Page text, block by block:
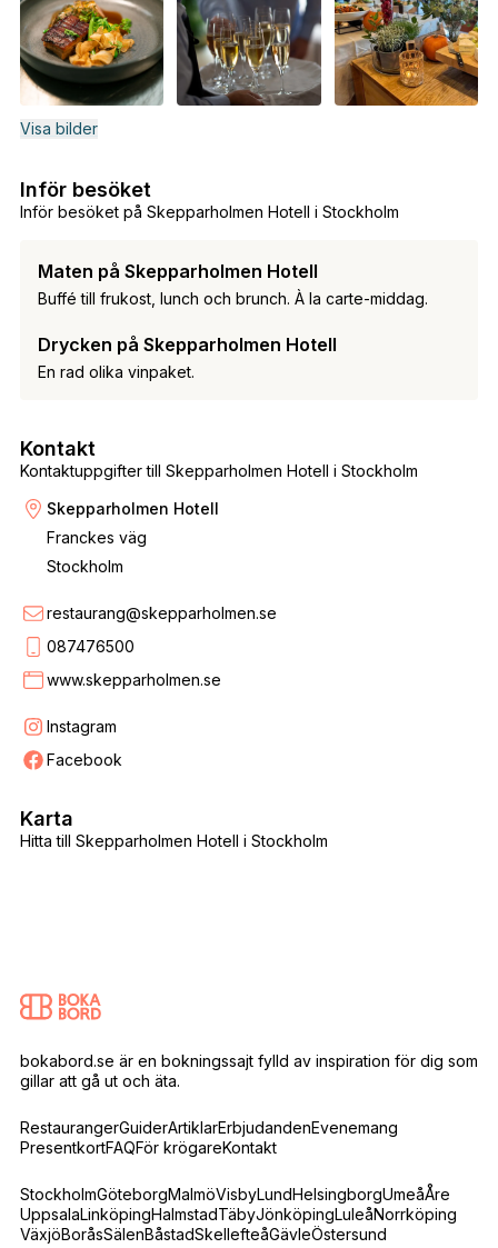
Visa bilder
Inför besöket på Skepparholmen Hotell i Stockholm
Inför besöket
Maten på Skepparholmen Hotell
Buffé till frukost, lunch och brunch. À la carte-middag.
Drycken på Skepparholmen Hotell
En rad olika vinpaket.
Kontaktuppgifter till Skepparholmen Hotell i Stockholm
Kontakt
Skepparholmen Hotell
Franckes väg
Stockholm
restaurang@skepparholmen.se
087476500
www.skepparholmen.se
Instagram
Facebook
Hitta till Skepparholmen Hotell i Stockholm
Karta
bokabord.se är en bokningssajt fylld av inspiration för dig som
gillar att gå ut och äta.
RestaurangerGuiderArtiklarErbjudandenEvenemang
PresentkortFAQFör krögareKontakt
StockholmGöteborgMalmöVisbyLundHelsingborgUmeåÅre
UppsalaLinköpingHalmstadTäbyJönköpingLuleåNorrköping
VäxjöBoråsSälenBåstadSkellefteåGävleÖstersund